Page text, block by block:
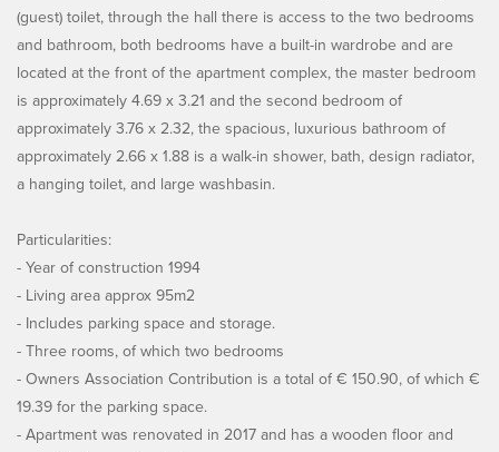
(guest) toilet, through the hall there is access to the two bedrooms
and bathroom, both bedrooms have a built-in wardrobe and are
located at the front of the apartment complex, the master bedroom
is approximately 4.69 x 3.21 and the second bedroom of
approximately 3.76 x 2.32, the spacious, luxurious bathroom of
approximately 2.66 x 1.88 is a walk-in shower, bath, design radiator,
a hanging toilet, and large washbasin.
Particularities:
- Year of construction 1994
- Living area approx 95m2
- Includes parking space and storage.
- Three rooms, of which two bedrooms
- Owners Association Contribution is a total of € 150.90, of which €
19.39 for the parking space.
- Apartment was renovated in 2017 and has a wooden floor and